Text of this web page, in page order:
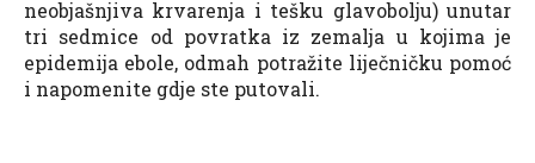
neobjašnjiva krvarenja i tešku glavobolju) unutar
tri sedmice od povratka iz zemalja u kojima je
epidemija ebole, odmah potražite liječničku pomoć
i napomenite gdje ste putovali.